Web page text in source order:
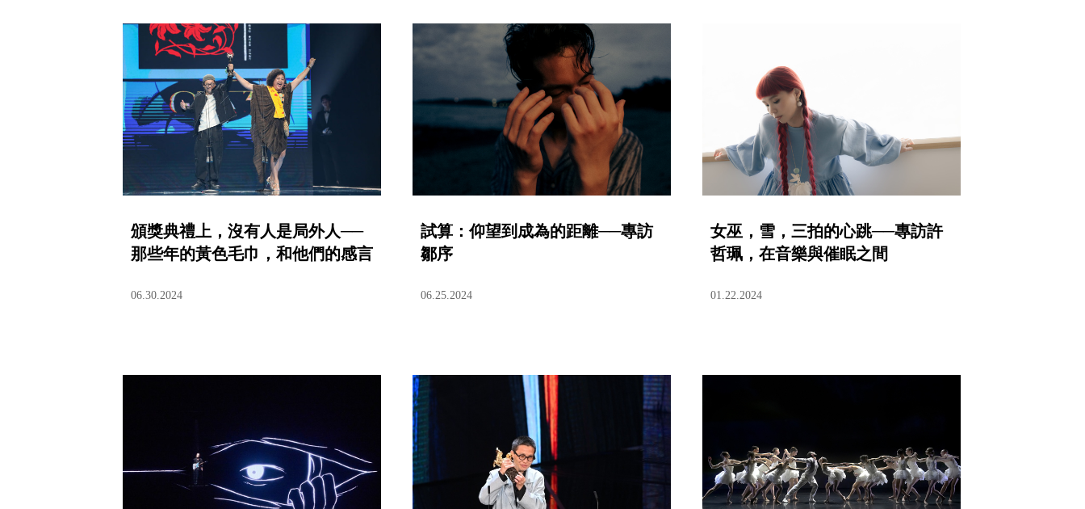
頒獎典禮上，沒有人是局外人──
那些年的黃色毛巾，和他們的感言
06.30.2024
試算：仰望到成為的距離──專訪
鄒序
06.25.2024
女巫，雪，三拍的心跳──專訪許
哲珮，在音樂與催眠之間
01.22.2024